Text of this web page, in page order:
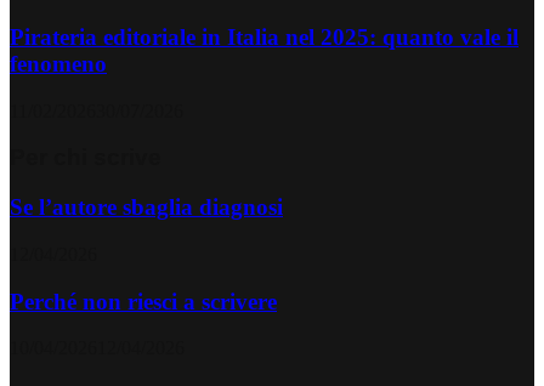
Pirateria editoriale in Italia nel 2025: quanto vale il
fenomeno
Se l’autore sbaglia diagnosi
Perché non riesci a scrivere